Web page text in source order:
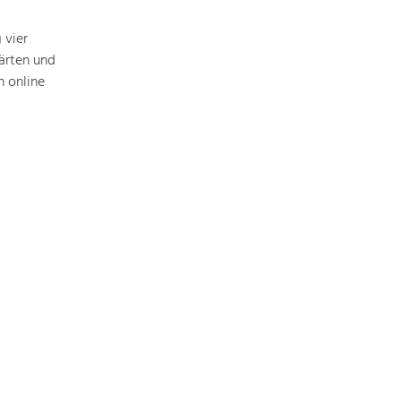
vier
und
online